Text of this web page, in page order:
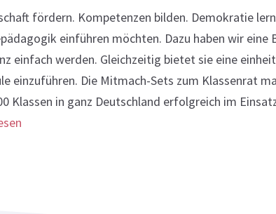
fördern. Kompetenzen bilden. Demokratie
einführen möchten. Dazu haben wir
einfach werden. Gleichzeitig bietet sie eine
einzuführen. Die Mitmach-Sets zum Klassenrat
Klassen in ganz Deutschland erfolgreich im